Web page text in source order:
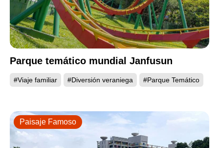
Parque temático mundial Janfusun
#Viaje familiar #Diversión veraniega #Parque Temático
Paisaje Famoso